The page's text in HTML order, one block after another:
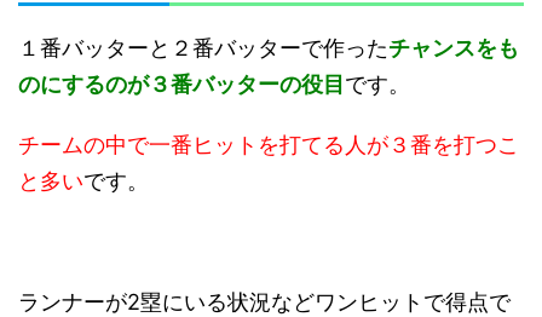
１番バッターと２番バッターで作ったチャンスをも
のにするのが３番バッターの役目 です。
チームの中で一番ヒットを打てる人が３番を打つこ
と多いです。
ランナーが2塁にいる状況などワンヒットで得点で